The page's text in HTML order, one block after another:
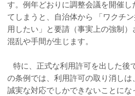
す。例年どおりに調整会議を開催し
てしまうと、自治体から 「ワクチ
用したい」と要請（事実上の強制
混乱や手間が生じます。
特に、正式な利用許可を出した後
の条例では、利用許可の取り消しは
誠実な対応でしかできないことにな